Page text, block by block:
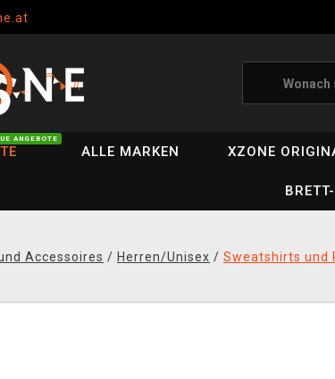
ANGEBOTE
ALLE MARKEN XZONE
Accessoires / Herren/Unisex / Sweatshirts und